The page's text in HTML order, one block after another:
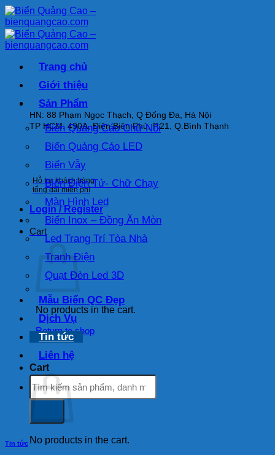
Bỏ
qua
nội
dung
HOTLINE: 093.222.1626
HN: 88 Phạm Ngọc Thạch, Q Đống Đa, Hà Nội
TP HCM: 490A, Điện Biên Phủ, P.21, Q.Bình Thạnh
Hỗ trợ khách hàng
tổng đài miễn phí
Login / Register
Cart
No products in the cart.
Return to shop
Cart
No products in the cart.
Trang chủ
Giới thiệu
Sản Phẩm
Biển Quảng Cáo Chữ Nổi
Biển Quảng Cáo LED
Biển Vẫy
Biển Điện Tử- Chữ Chạy
Màn Hình Led
Biển Inox – Đồng Ăn Mòn
Led Trang Trí Tòa Nhà
Tranh Điện
Quạt Đèn Led 3D
Mẫu Biển QC Đẹp
Dịch Vụ
Tin tức
Liên hệ
Search
for:
Tin tức